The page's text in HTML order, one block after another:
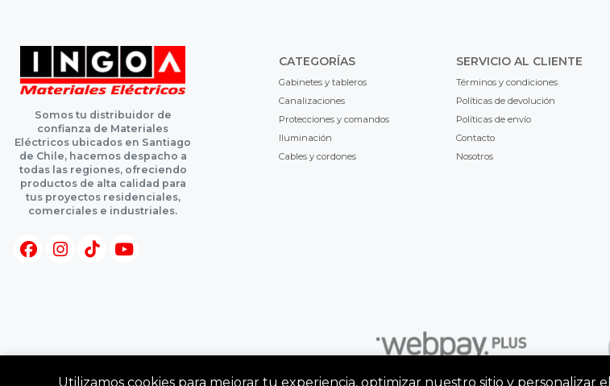
Somos tu distribuidor de
confianza de Materiales
Eléctricos ubicados en Santiago
de Chile, hacemos despacho a
todas las regiones, ofreciendo
productos de alta calidad para
tus proyectos residenciales,
comerciales e industriales.
CATEGORÍAS
Gabinetes y tableros
Canalizaciones
Protecciones y comandos
Iluminación
Cables y cordones
SERVICIO AL CLIENTE
Términos y condiciones
Políticas de devolución
Políticas de envío
Contacto
Nosotros
Utilizamos cookies para mejorar tu experiencia, optimizar nuestro sitio y personalizar el